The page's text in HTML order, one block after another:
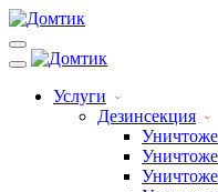
Услуги
Дезинсекция